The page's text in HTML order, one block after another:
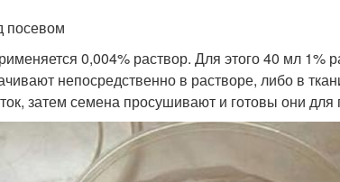
посевом
0,004% раствор. Для этого 40 мл 1%
непосредственно в растворе, либо в
затем семена просушивают и готовы они для